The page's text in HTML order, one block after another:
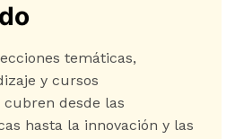
temáticas,
y cursos
desde las
hasta la innovación y las